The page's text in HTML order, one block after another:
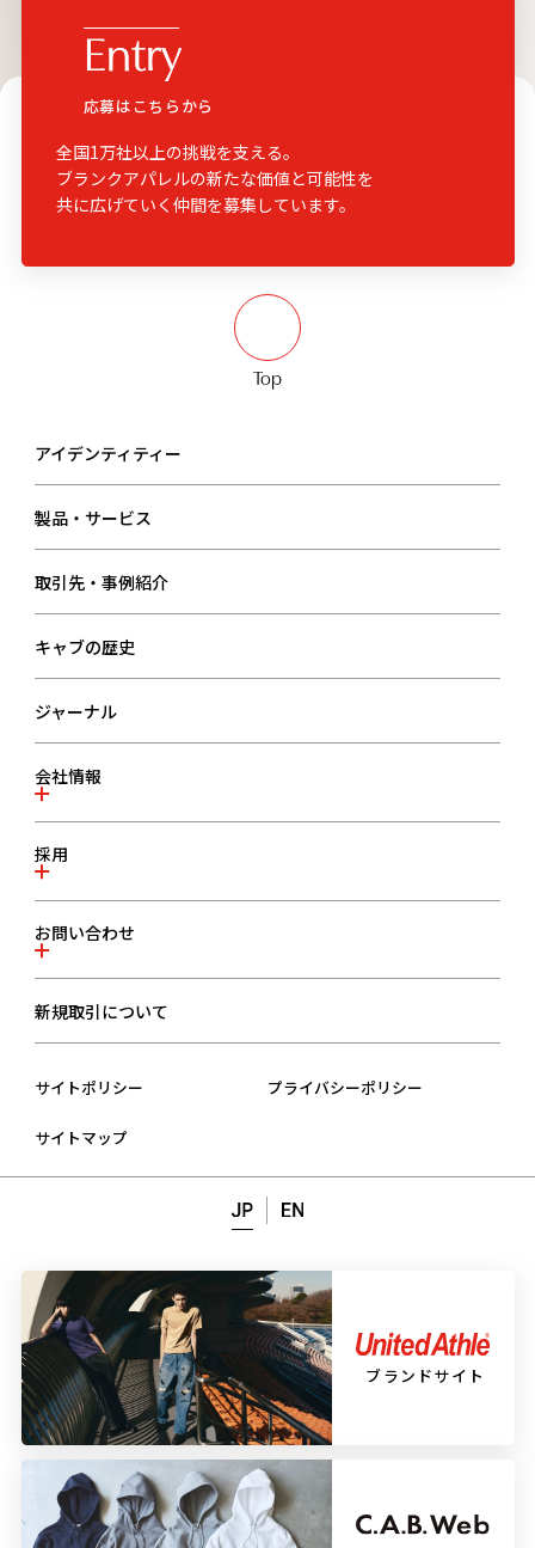
Entry
Entry
Entry
応募はこちらから
全国1万社以上の挑戦を支える。
ブランクアパレルの新たな価値と可能性を
共に広げていく仲間を募集しています。
Top
アイデンティティー
製品・サービス
取引先・事例紹介
キャブの歴史
ジャーナル
会社情報
会社情報一覧
代表メッセージ・経営目的
沿革
拠点・関係会社一覧
CSR活動
一般事業主行動計画
採用
採用TOPページ
採用メッセージ
社員インタビュー
部門横断トークセッション
お問い合わせ
お問い合わせ一覧
総合お問い合わせ
商談の申込み
新規取引について
サイトポリシー プライバシーポリシー
サイトマップ
ブランドサイト